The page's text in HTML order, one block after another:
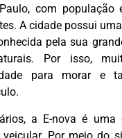
com população
A cidade possui
pela sua
Por isso,
para morar e
a E-nova é uma